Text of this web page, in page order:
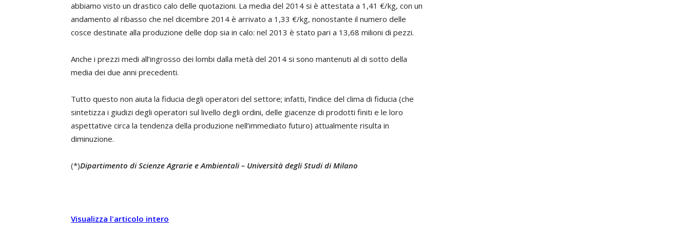
abbiamo visto un drastico calo delle quotazioni. La media del 2014 si è attestata a 1,41 €/kg, con un
andamento al ribasso che nel dicembre 2014 è arrivato a 1,33 €/kg, nonostante il numero delle
cosce destinate alla produzione delle dop sia in calo: nel 2013 è stato pari a 13,68 milioni di pezzi.
Anche i prezzi medi all’ingrosso dei lombi dalla metà del 2014 si sono mantenuti al di sotto della
media dei due anni precedenti.
Tutto questo non aiuta la fiducia degli operatori del settore; infatti, l’indice del clima di fiducia (che
sintetizza i giudizi degli operatori sul livello degli ordini, delle giacenze di prodotti finiti e le loro
aspettative circa la tendenza della produzione nell’immediato futuro) attualmente risulta in
diminuzione.
(*)Dipartimento di Scienze Agrarie e Ambientali – Università degli Studi di Milano
Visualizza l'articolo intero